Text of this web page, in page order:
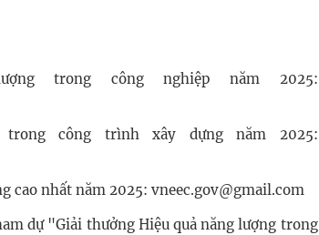
trong công nghiệp năm 2025:
công trình xây dựng năm 2025:
cao nhất năm 2025: vneec.gov@gmail.com
dự "Giải thưởng Hiệu quả năng lượng trong